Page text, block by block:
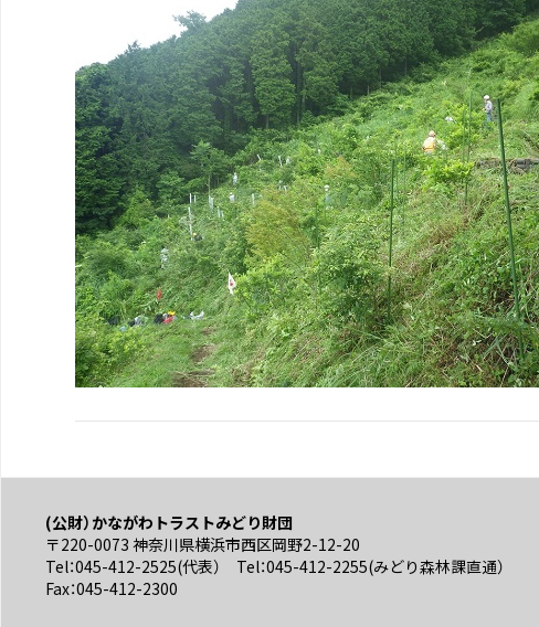
(公財）かながわトラストみどり財団
〒220-0073 神奈川県横浜市西区岡野2-12-20
Tel：045-412-2525(代表） Tel：045-412-2255(みどり森林課直通）
Fax：045-412-2300